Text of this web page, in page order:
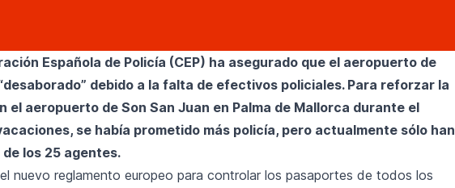
Española de Policía (CEP) ha asegurado que el aeropuerto de
debido a la falta de efectivos policiales. Para reforzar la
el aeropuerto de Son San Juan en Palma de Mallorca durante el
se había prometido más policía, pero actualmente sólo han
los 25 agentes.
nuevo reglamento europeo para controlar los pasaportes de todos los